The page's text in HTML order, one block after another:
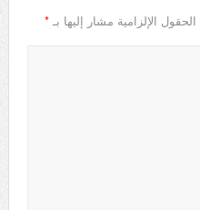
الحقول الإلزامية مشار إليها بـ *